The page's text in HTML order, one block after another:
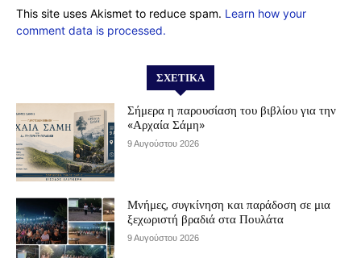
This site uses Akismet to reduce spam. Learn how your
comment data is processed.
ΣΧΕΤΙΚΆ
Σήμερα η παρουσίαση του βιβλίου για την
«Αρχαία Σάμη»
9 Αυγούστου 2026
Μνήμες, συγκίνηση και παράδοση σε μια
ξεχωριστή βραδιά στα Πουλάτα
9 Αυγούστου 2026